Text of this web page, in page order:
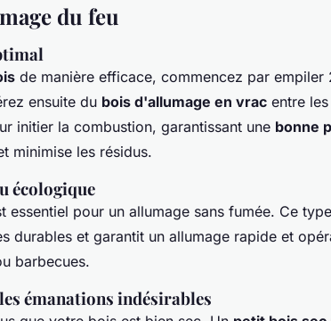
du feu
de manière efficace, commencez par empiler
ensuite du bois d'allumage en vrac entre
initier la combustion, garantissant une bonne
minimise les résidus.
écologique
essentiel pour un allumage sans fumée. Ce
durables et garantit un allumage rapide et
barbecues.
émanations indésirables